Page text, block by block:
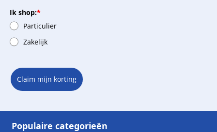
Ik shop:*
Particulier
Zakelijk
Claim mijn korting
Populaire categorieën